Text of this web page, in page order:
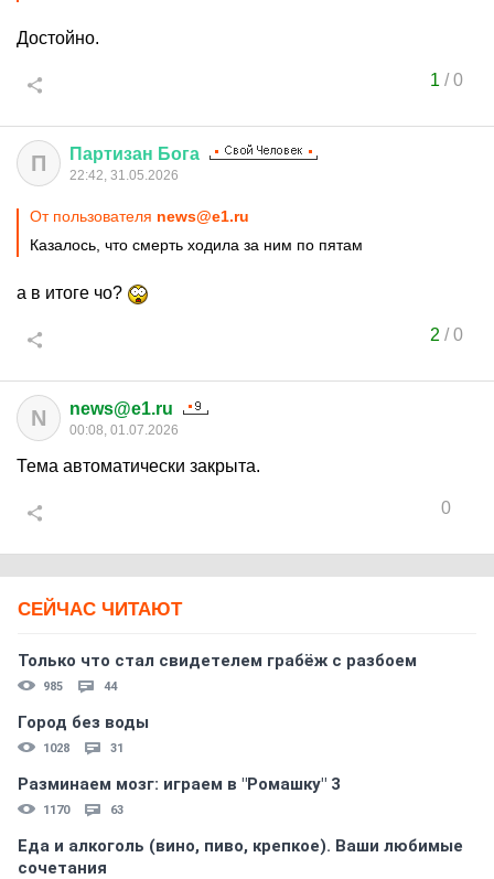
Достойно.
1 /0
П Партизан Бога
22:42, 31.05.2026
От пользователя news@e1.ru
Казалось, что смерть ходила за ним по пятам
а в итоге чо?
2 /0
N news@e1.ru
00:08, 01.07.2026
Тема автоматически закрыта.
0
СЕЙЧАС ЧИТАЮТ
Только что стал свидетелем грабёж с разбоем
985 44
Город без воды
1028 31
Разминаем мозг: играем в "Ромашку" 3
1170 63
Еда и алкоголь (вино, пиво, крепкое). Ваши любимые
сочетания